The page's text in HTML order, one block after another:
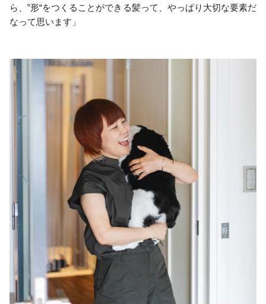
ら、‟形“をつくることができる髪って、やっぱり大切な要素だ
なって思います」